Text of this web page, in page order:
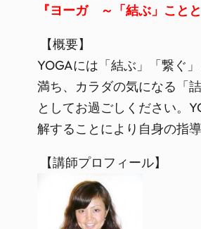
『ヨーガ ～「結ぶ」こと
【概要】
YOGAには「結ぶ」「繋ぐ
満ち、カラダの気になる「
としてお過ごしください。
解することにより自身の指
【講師プロフィール】